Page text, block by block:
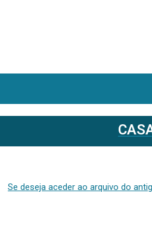
Se deseja aceder ao arquivo do